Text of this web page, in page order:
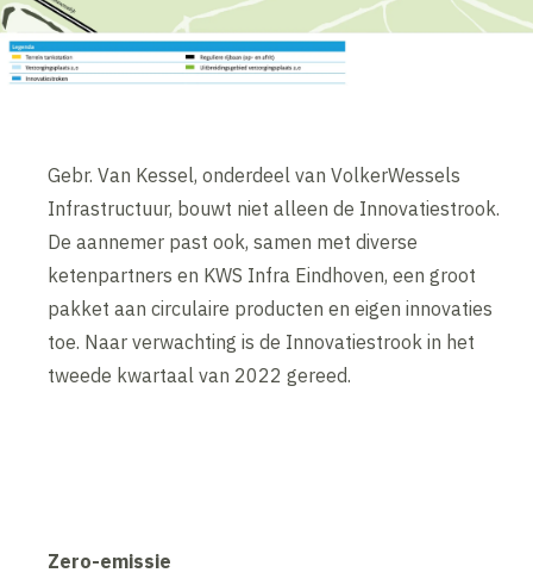
Gebr. Van Kessel, onderdeel van VolkerWessels
Infrastructuur, bouwt niet alleen de Innovatiestrook.
De aannemer past ook, samen met diverse
ketenpartners en KWS Infra Eindhoven, een groot
pakket aan circulaire producten en eigen innovaties
toe. Naar verwachting is de Innovatiestrook in het
tweede kwartaal van 2022 gereed.
Zero-emissie